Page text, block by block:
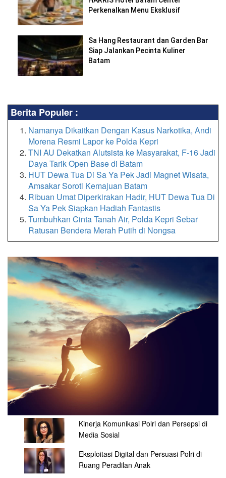
Perkenalkan Menu Eksklusif
Sa Hang Restaurant dan Garden Bar
Siap Jalankan Pecinta Kuliner
Batam
Berita Populer :
Namanya Dikaitkan Dengan Kasus Narkotika, Andi
Morena Resmi Lapor ke Polda Kepri
TNI AU Dekatkan Alutsista ke Masyarakat, F-16 Jadi
Daya Tarik Open Base di Batam
HUT Dewa Tua Di Sa Ya Pek Jadi Magnet Wisata,
Amsakar Soroti Kemajuan Batam
Ribuan Umat Diperkirakan Hadir, HUT Dewa Tua Di
Sa Ya Pek Siapkan Hadiah Fantastis
Tumbuhkan Cinta Tanah Air, Polda Kepri Sebar
Ratusan Bendera Merah Putih di Nongsa
Kinerja Komunikasi Polri dan Persepsi di
Media Sosial
Eksploitasi Digital dan Persuasi Polri di
Ruang Peradilan Anak